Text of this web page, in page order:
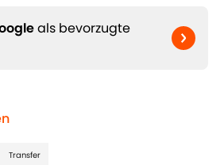
als bevorzugte
Transfer